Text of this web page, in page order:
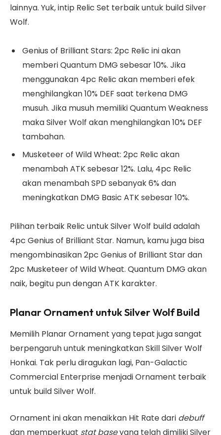
lainnya. Yuk, intip Relic Set terbaik untuk build Silver
Wolf.
Genius of Brilliant Stars: 2pc Relic ini akan
memberi Quantum DMG sebesar 10%. Jika
menggunakan 4pc Relic akan memberi efek
menghilangkan 10% DEF saat terkena DMG
musuh. Jika musuh memiliki Quantum Weakness
maka Silver Wolf akan menghilangkan 10% DEF
tambahan.
Musketeer of Wild Wheat: 2pc Relic akan
menambah ATK sebesar 12%. Lalu, 4pc Relic
akan menambah SPD sebanyak 6% dan
meningkatkan DMG Basic ATK sebesar 10%.
Pilihan terbaik Relic untuk Silver Wolf build adalah
4pc Genius of Brilliant Star. Namun, kamu juga bisa
mengombinasikan 2pc Genius of Brilliant Star dan
2pc Musketeer of Wild Wheat. Quantum DMG akan
naik, begitu pun dengan ATK karakter.
Planar Ornament untuk Silver Wolf Build
Memilih Planar Ornament yang tepat juga sangat
berpengaruh untuk meningkatkan Skill Silver Wolf
Honkai. Tak perlu diragukan lagi, Pan-Galactic
Commercial Enterprise menjadi Ornament terbaik
untuk build Silver Wolf.
Ornament ini akan menaikkan Hit Rate dari debuff
dan memperkuat stat baseyang telah dimiliki Silver